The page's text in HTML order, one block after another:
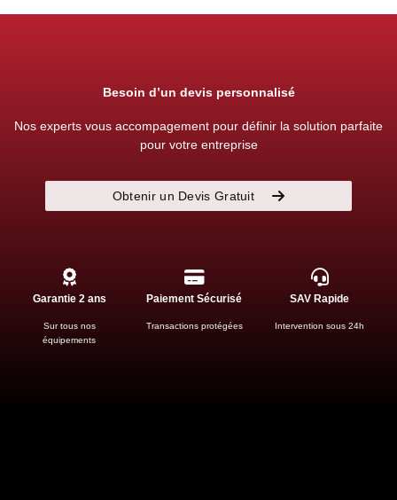
Besoin d’un devis personnalisé
Nos experts vous accompagement pour définir la solution parfaite
pour votre entreprise
Obtenir un Devis Gratuit
Garantie 2 ans
Sur tous nos
équipements
Paiement Sécurisé
Transactions protégées
SAV Rapide
Intervention sous 24h